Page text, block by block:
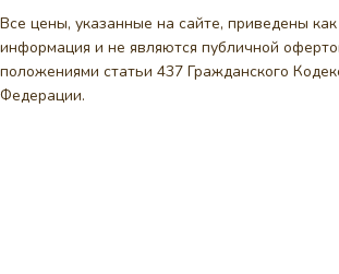
Все цены, указанные на сайте, приведены
информация и не являются публичной
положениями статьи 437 Гражданского
Федерации.